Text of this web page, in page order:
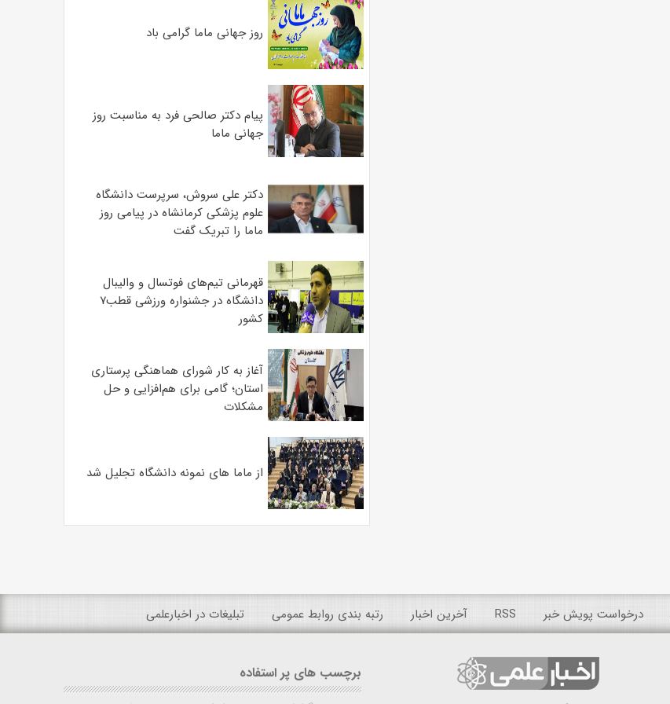
روز جهانی ماما گرامی باد
پیام دکتر صالحی فرد به مناسبت روز
جهانی ماما
دکتر علی سروش، سرپرست دانشگاه
علوم پزشکی کرمانشاه در پیامی روز
ماما را تبریک گفت
قهرمانی تیم‌های فوتسال و والیبال
دانشگاه در جشنواره ورزشی قطب۷
کشور
آغاز به کار شورای هماهنگی پرستاری
استان؛ گامی برای هم‌افزایی و حل
مشکلات
از ماما های نمونه دانشگاه تجلیل شد
درخواست پویش خبر RSS آخرین اخبار رتبه بندی روابط عمومی تبلیغات در اخبارعلمی
برچسب های پر استفاده